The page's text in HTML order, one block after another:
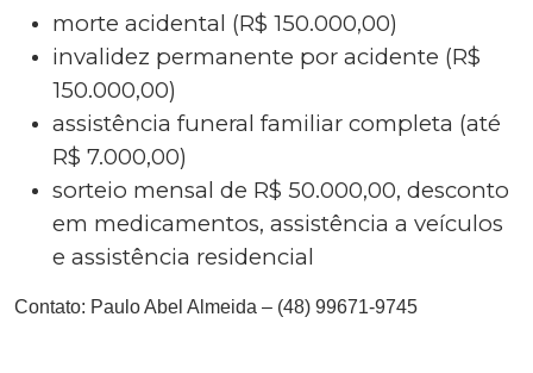
morte acidental (R$ 150.000,00)
invalidez permanente por acidente (R$
150.000,00)
assistência funeral familiar completa (até
R$ 7.000,00)
sorteio mensal de R$ 50.000,00, desconto
em medicamentos, assistência a veículos
e assistência residencial
Contato: Paulo Abel Almeida – (48) 99671-9745